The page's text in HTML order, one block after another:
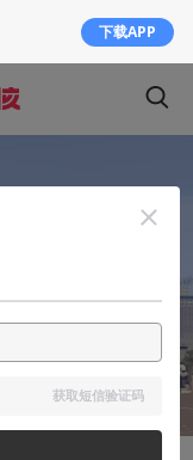
下载APP
获取短信验证码